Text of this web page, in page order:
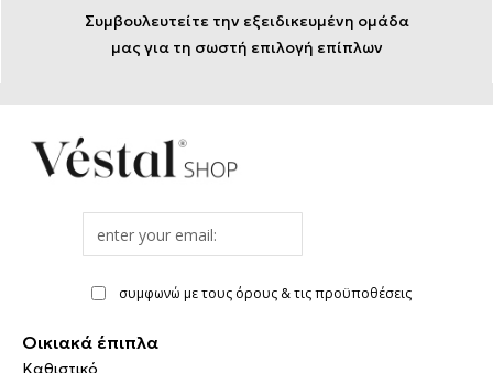
Συμβουλευτείτε την εξειδικευμένη ομάδα
μας για τη σωστή επιλογή επίπλων
συμφωνώ με τους όρους & τις προϋποθέσεις
Οικιακά έπιπλα
Καθιστικό